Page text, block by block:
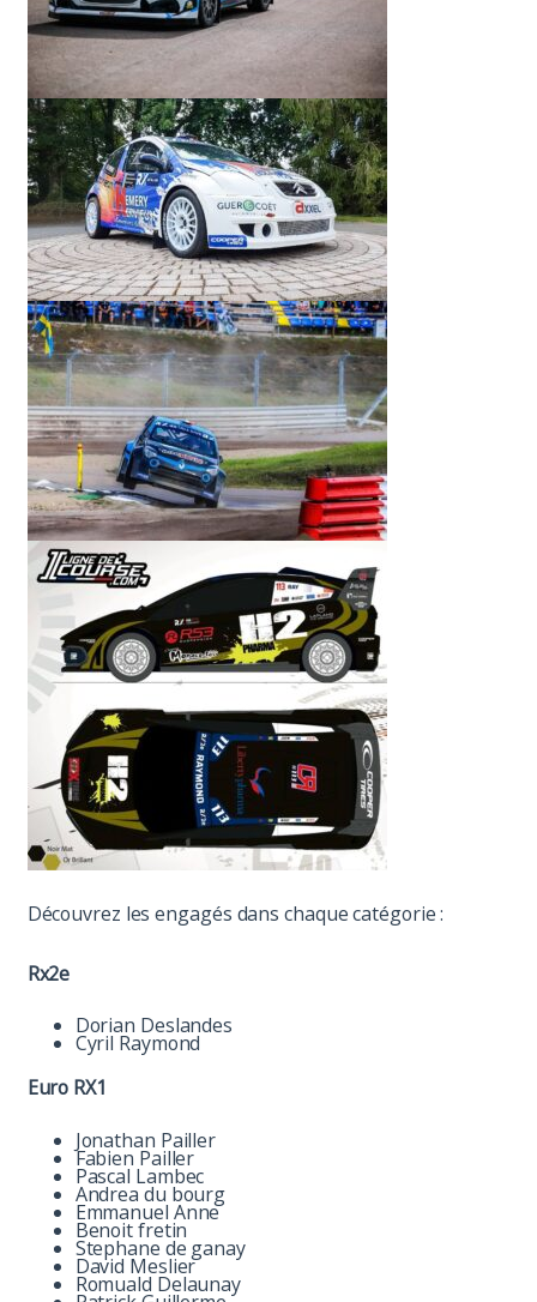
Découvrez les engagés dans chaque catégorie :
Rx2e
Dorian Deslandes
Cyril Raymond
Euro RX1
Jonathan Pailler
Fabien Pailler
Pascal Lambec
Andrea du bourg
Emmanuel Anne
Benoit fretin
Stephane de ganay
David Meslier
Romuald Delaunay